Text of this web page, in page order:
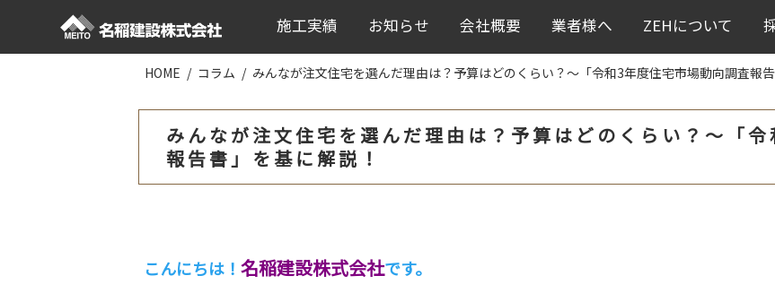
施工実績 お知らせ 会社概要 業者様へ ZEHについて
HOME コラム みんなが注文住宅を選んだ理由は？予算はどのくらい？〜「令和3年度住宅市場動向調査報
みんなが注文住宅を選んだ理由は？予算はどのくらい？〜「
報告書」を基に解説！
こんにちは！ 名稲建設株式会社です。